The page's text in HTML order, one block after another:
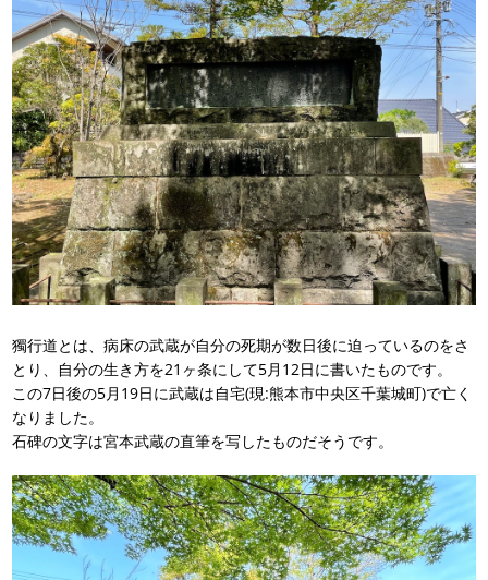
獨行道とは、病床の武蔵が自分の死期が数日後に迫っているのをさ
とり、自分の生き方を21ヶ条にして5月12日に書いたものです。
この7日後の5月19日に武蔵は自宅(現:熊本市中央区千葉城町)で亡く
なりました。
石碑の文字は宮本武蔵の直筆を写したものだそうです。